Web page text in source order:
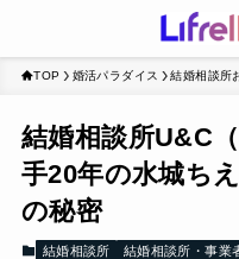
TOP 婚活パラダイス 結婚相談所
結婚相談所U&C
手20年の水城ち
の秘密
結婚相談所 結婚相談所・事業